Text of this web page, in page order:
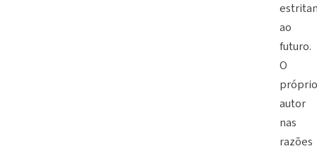
ao
futuro.
O
próprio
autor
nas
razões